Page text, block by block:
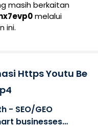
masih berkaitan
melalui
ini.
Https Youtu Be
- SEO/GEO
businesses